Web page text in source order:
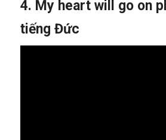
4. My heart will go on
tiếng Đức